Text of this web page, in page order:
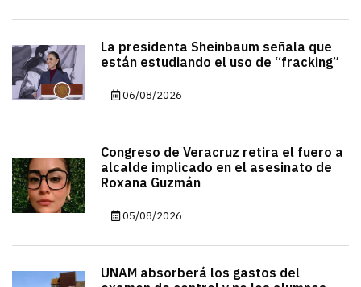
La presidenta Sheinbaum señala que
están estudiando el uso de “fracking”
06/08/2026
Congreso de Veracruz retira el fuero a
alcalde implicado en el asesinato de
Roxana Guzmán
05/08/2026
UNAM absorberá los gastos del